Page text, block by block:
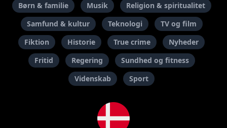
Børn & familie
Musik
Religion & spiritualitet
Samfund & kultur
Teknologi
TV og film
Fiktion
Historie True crime
Nyheder
Fritid
Regering
Sundhed og fitness
Videnskab
Sport